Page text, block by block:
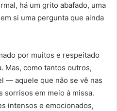
há um grito abafado, uma
si uma pergunta que ainda
por muitos e respeitado
Mas, como tantos outros,
— aquele que não se vê nas
sorrisos em meio à missa.
intensos e emocionados,